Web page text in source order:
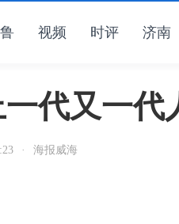
视频 时评 济南
代又一代
· 海报威海